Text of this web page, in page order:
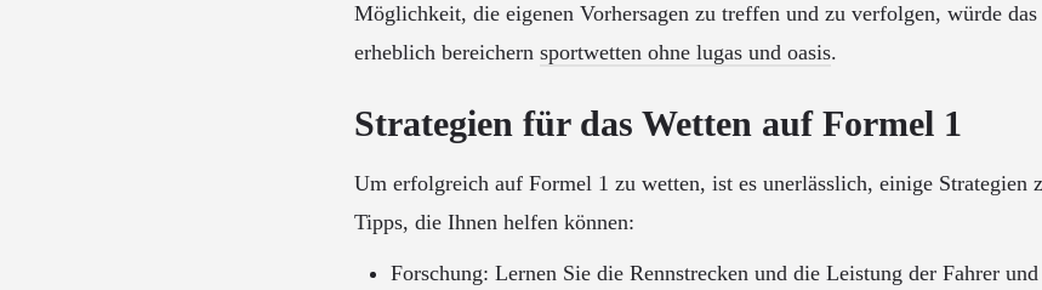
Möglichkeit, die eigenen Vorhersagen zu treffen und zu verfolgen, würde
erheblich bereichern sportwetten ohne lugas und oasis.
Strategien für das Wetten auf Formel 1
Um erfolgreich auf Formel 1 zu wetten, ist es unerlässlich, einige Strategien
Tipps, die Ihnen helfen können:
Forschung: Lernen Sie die Rennstrecken und die Leistung der Fahrer und